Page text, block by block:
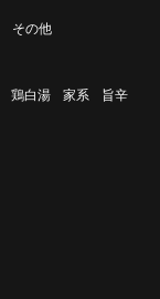
その他
鶏白湯 家系
旨辛